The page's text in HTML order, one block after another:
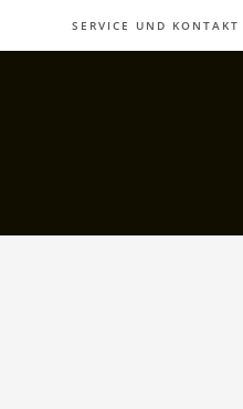
SERVICE UND KONTAKT